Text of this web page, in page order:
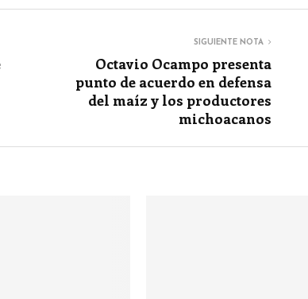
SIGUIENTE NOTA
Octavio Ocampo presenta
punto de acuerdo en defensa
del maíz y los productores
michoacanos